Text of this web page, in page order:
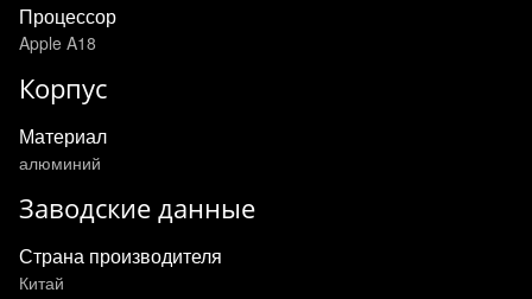
Процессор
Apple A18
Корпус
Материал
алюминий
Заводские данные
Страна производителя
Китай